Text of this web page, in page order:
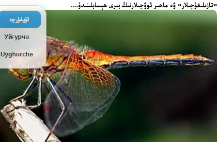
«تازىلىغۇچىلار» ۋە ماھىر ئوۋچىلارنىڭ بىرى ھېسابلىنىدۇ....
ئۇيغۇرچە
Уйғурчә
Uyghurche